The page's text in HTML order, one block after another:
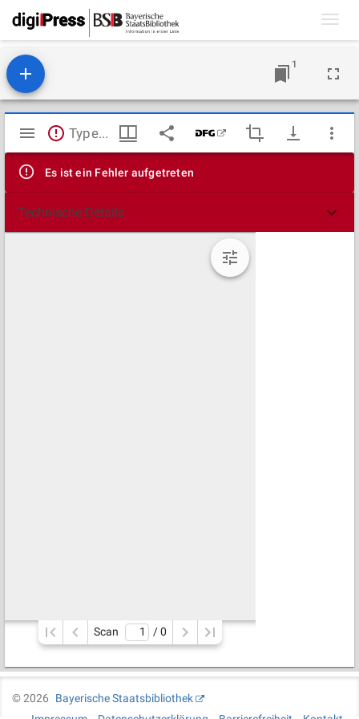
1
Mirador
Viewer
TypeError: Failed to fetch
Es ist ein Fehler aufgetreten
Technische Details
Scan / 0
©2026
Bayerische Staatsbibliothek